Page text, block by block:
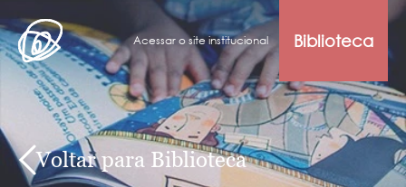
Acessar o site institucional Biblioteca
Voltar para Biblioteca